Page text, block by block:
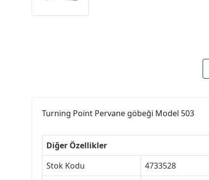
Turning Point Pervane göbeği Model 503
Diğer Özellikler
Stok Kodu
4733528